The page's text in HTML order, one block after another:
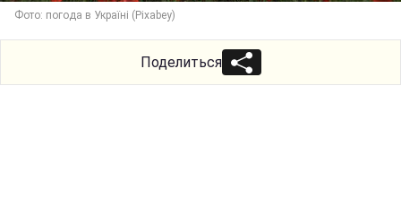
Фото: погода в Україні (Pixabey)
Поделиться